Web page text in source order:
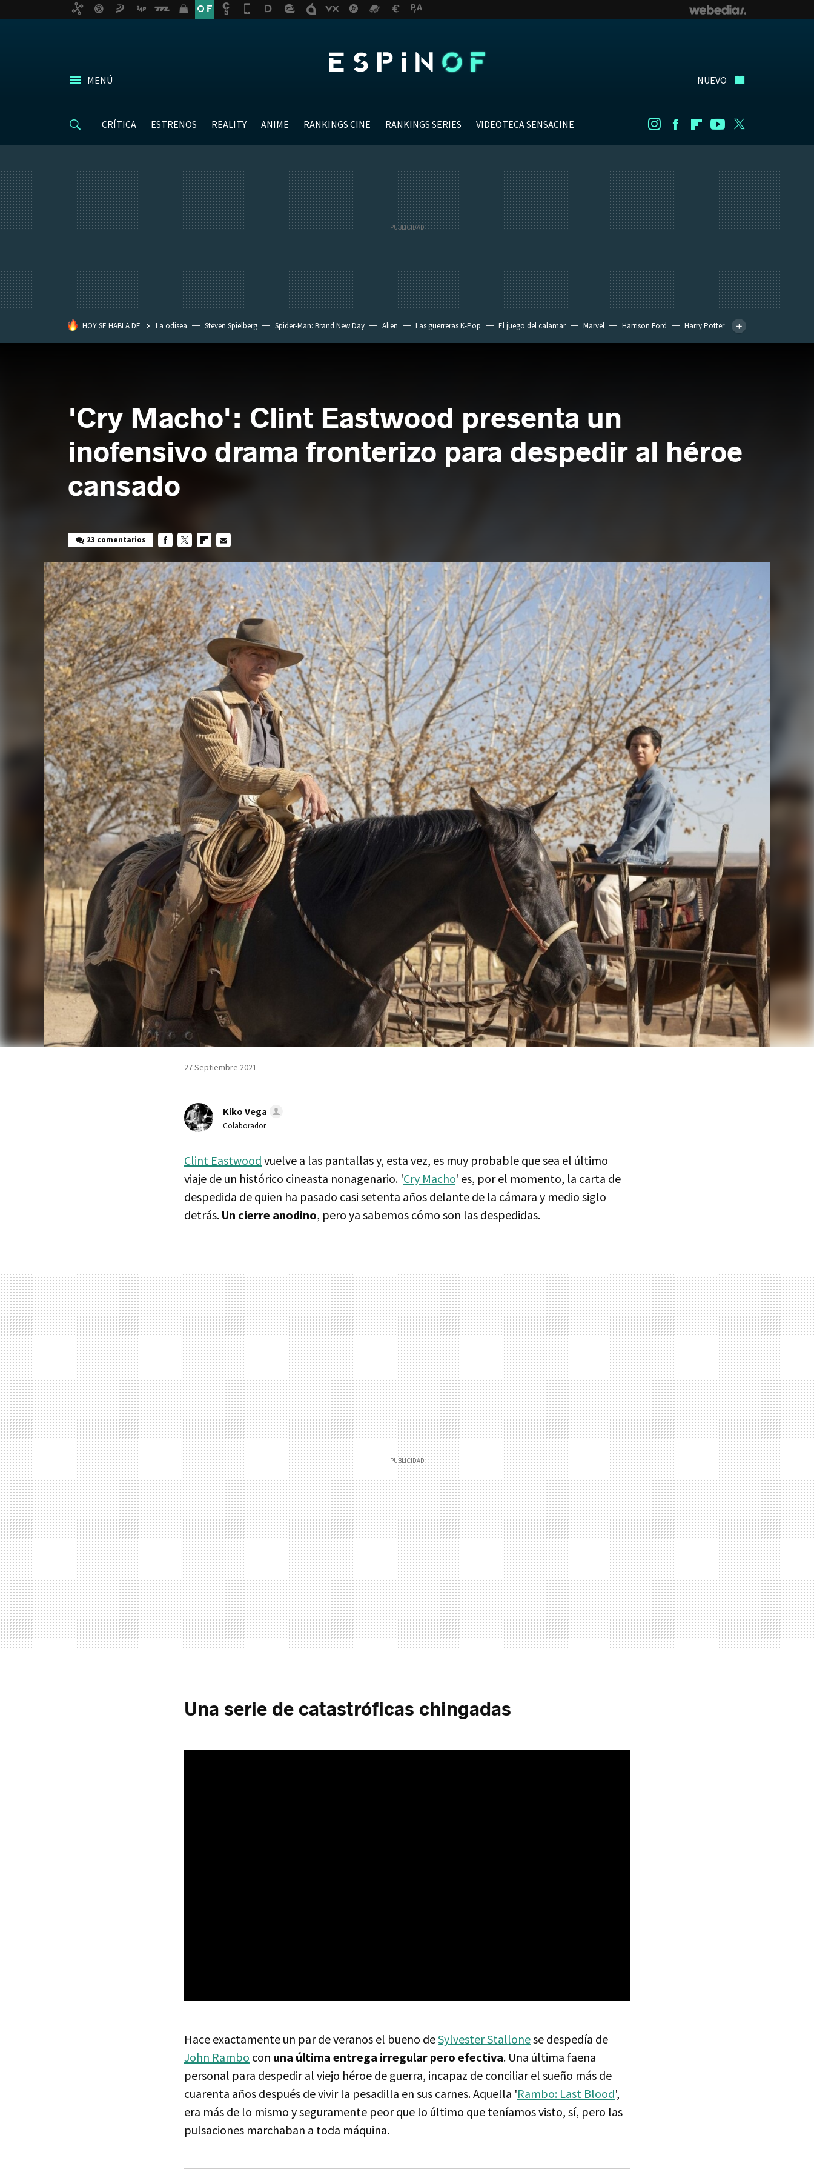
MENÚ NUEVO
CRÍTICA ESTRENOS REALITY ANIME RANKINGS CINE RANKINGS SERIES VIDEOTECA SENSACINE InstagramFacebookFlipboard
Youtube
HOY SE HABLA DE La odisea Steven Spielberg Spider-Man: Brand New Day Alien Las guerreras K-Pop El juego del calamar Marvel Harrison Ford
Harry Potter
'Cry Macho': Clint Eastwood presenta un
inofensivo drama fronterizo para despedir al héroe
cansado
23 comentarios
27 Septiembre 2021
Kiko Vega
Colaborador
Clint Eastwood vuelve a las pantallas y, esta vez, es muy probable que sea el último
viaje de un histórico cineasta nonagenario. 'Cry Macho' es, por el momento, la carta de
despedida de quien ha pasado casi setenta años delante de la cámara y medio siglo
detrás. Un cierre anodino, pero ya sabemos cómo son las despedidas.
Una serie de catastróficas chingadas
Hace exactamente un par de veranos el bueno deSylvester Stallonese despedía de
John Rambo con una última entrega irregular pero efectiva. Una última faena
personal para despedir al viejo héroe de guerra, incapaz de conciliar el sueño más de
cuarenta años después de vivir la pesadilla en sus carnes. Aquella 'Rambo: Last Blood',
era más de lo mismo y seguramente peor que lo último que teníamos visto, sí, pero las
pulsaciones marchaban a toda máquina.